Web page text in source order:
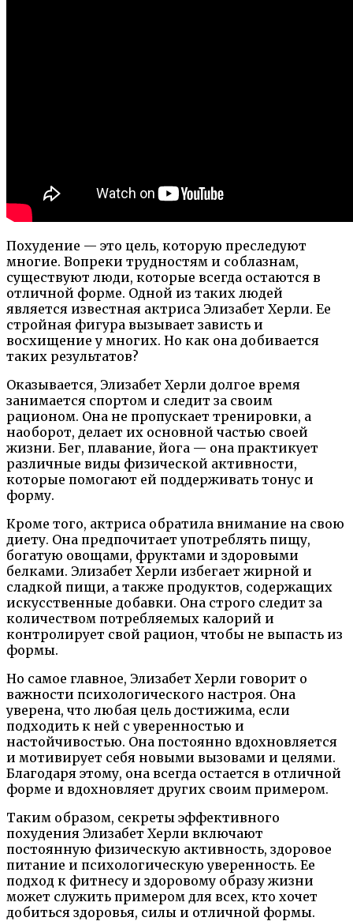
Похудение — это цель, которую преследуют
многие. Вопреки трудностям и соблазнам,
существуют люди, которые всегда остаются в
отличной форме. Одной из таких людей
является известная актриса Элизабет Херли. Ее
стройная фигура вызывает зависть и
восхищение у многих. Но как она добивается
таких результатов?
Оказывается, Элизабет Херли долгое время
занимается спортом и следит за своим
рационом. Она не пропускает тренировки, а
наоборот, делает их основной частью своей
жизни. Бег, плавание, йога — она практикует
различные виды физической активности,
которые помогают ей поддерживать тонус и
форму.
Кроме того, актриса обратила внимание на свою
диету. Она предпочитает употреблять пищу,
богатую овощами, фруктами и здоровыми
белками. Элизабет Херли избегает жирной и
сладкой пищи, а также продуктов, содержащих
искусственные добавки. Она строго следит за
количеством потребляемых калорий и
контролирует свой рацион, чтобы не выпасть из
формы.
Но самое главное, Элизабет Херли говорит о
важности психологического настроя. Она
уверена, что любая цель достижима, если
подходить к ней с уверенностью и
настойчивостью. Она постоянно вдохновляется
и мотивирует себя новыми вызовами и целями.
Благодаря этому, она всегда остается в отличной
форме и вдохновляет других своим примером.
Таким образом, секреты эффективного
похудения Элизабет Херли включают
постоянную физическую активность, здоровое
питание и психологическую уверенность. Ее
подход к фитнесу и здоровому образу жизни
может служить примером для всех, кто хочет
добиться здоровья, силы и отличной формы.